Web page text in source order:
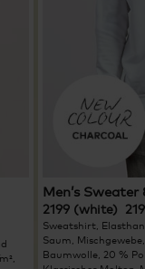
Men’s
2199 (white)
Sweatshirt,
Saum,
Baumwolle, 20 %